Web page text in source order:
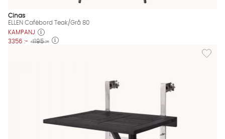
Cinas
ELLEN Cafébord Teak/Grå 80
KAMPANJ
3356 :- 4195 :-
Lägg